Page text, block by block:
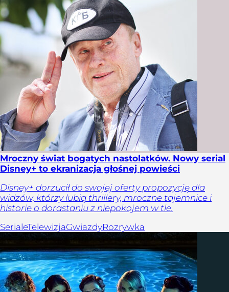
Mroczny świat bogatych nastolatków. Nowy serial
Disney+ to ekranizacja głośnej powieści
Disney+ dorzucił do swojej oferty propozycję dla
widzów, którzy lubią thrillery, mroczne tajemnice i
historie o dorastaniu z niepokojem w tle.
SerialeTelewizjaGwiazdyRozrywka